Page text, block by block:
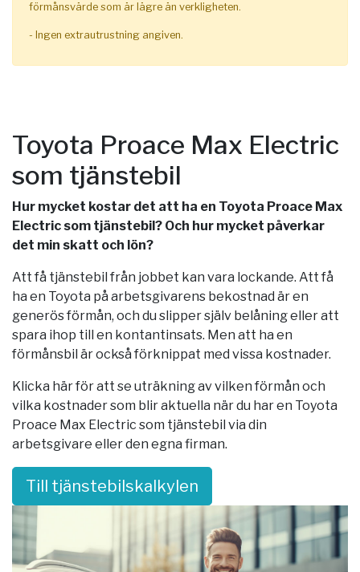
förmånsvärde som är lägre än verkligheten.
- Ingen extrautrustning angiven.
Toyota Proace Max Electric
som tjänstebil
Hur mycket kostar det att ha en Toyota Proace Max
Electric som tjänstebil? Och hur mycket påverkar
det min skatt och lön?
Att få tjänstebil från jobbet kan vara lockande. Att få
ha en Toyota på arbetsgivarens bekostnad är en
generös förmån, och du slipper själv belåning eller att
spara ihop till en kontantinsats. Men att ha en
förmånsbil är också förknippat med vissa kostnader.
Klicka här för att se uträkning av vilken förmån och
vilka kostnader som blir aktuella när du har en Toyota
Proace Max Electric som tjänstebil via din
arbetsgivare eller den egna firman.
Till tjänstebilskalkylen